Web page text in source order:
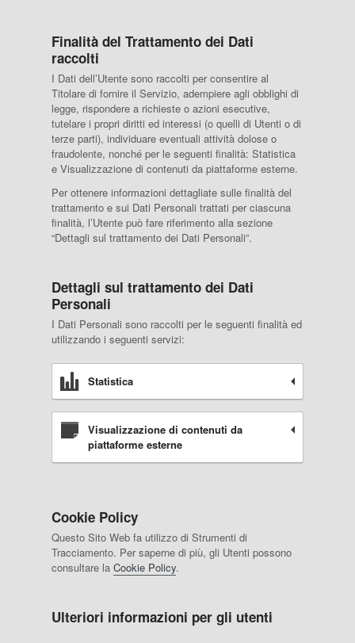
Finalità del Trattamento dei Dati
raccolti
I Dati dell’Utente sono raccolti per consentire al
Titolare di fornire il Servizio, adempiere agli obblighi di
legge, rispondere a richieste o azioni esecutive,
tutelare i propri diritti ed interessi (o quelli di Utenti o di
terze parti), individuare eventuali attività dolose o
fraudolente, nonché per le seguenti finalità: Statistica
e Visualizzazione di contenuti da piattaforme esterne.
Per ottenere informazioni dettagliate sulle finalità del
trattamento e sui Dati Personali trattati per ciascuna
finalità, l’Utente può fare riferimento alla sezione
“Dettagli sul trattamento dei Dati Personali”.
Dettagli sul trattamento dei Dati
Personali
I Dati Personali sono raccolti per le seguenti finalità ed
utilizzando i seguenti servizi:
Statistica
Visualizzazione di contenuti da
piattaforme esterne
Cookie Policy
Questo Sito Web fa utilizzo di Strumenti di
Tracciamento. Per saperne di più, gli Utenti possono
consultare la Cookie Policy.
Ulteriori informazioni per gli utenti